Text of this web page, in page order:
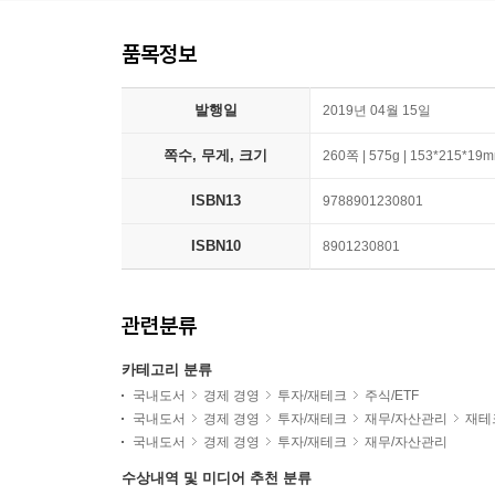
품목정보
발행일 2019년 04월 15일
쪽수, 무게, 크기 260쪽 | 575g |
ISBN13 9788901230801
ISBN10 8901230801
관련분류
카테고리 분류
국내도서 경제 경영 투자/재테크
주식/ETF
국내도서
경제 경영 투자/재테크 재무/자산관리
재테
국내도서
경제 경영 투자/재테크 재무/자산관리
수상내역 및 미디어 추천 분류